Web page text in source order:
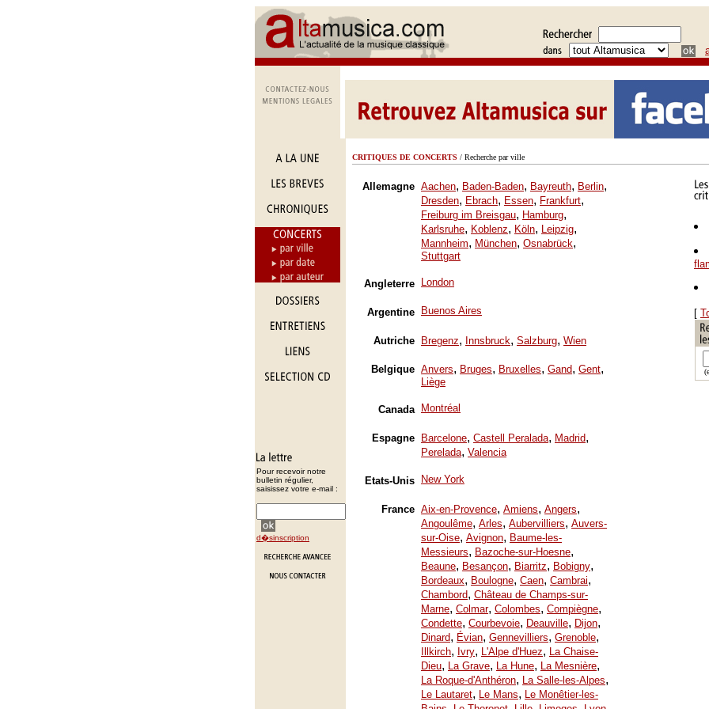
Pour recevoir notre
bulletin régulier,
saisissez votre e-mail :
d�sinscription
CRITIQUES DE CONCERTS / Recherche par ville
Allemagne Aachen, Baden-Baden, Bayreuth, Berlin,
Dresden, Ebrach, Essen, Frankfurt,
Freiburg im Breisgau, Hamburg,
Karlsruhe, Koblenz, Köln, Leipzig,
Mannheim, München, Osnabrück,
Stuttgart
Angleterre London
Argentine Buenos Aires
Autriche Bregenz, Innsbruck, Salzburg, Wien
Belgique Anvers, Bruges, Bruxelles, Gand, Gent,
Liège
Canada Montréal
Espagne Barcelone, Castell Peralada, Madrid,
Perelada, Valencia
Etats-Unis New York
France Aix-en-Provence, Amiens, Angers,
Angoulême, Arles, Aubervilliers, Auvers-
sur-Oise, Avignon, Baume-les-
Messieurs, Bazoche-sur-Hoesne,
Beaune, Besançon, Biarritz, Bobigny,
Bordeaux, Boulogne, Caen, Cambrai,
Chambord, Château de Champs-sur-
Marne, Colmar, Colombes, Compiègne,
Condette, Courbevoie, Deauville, Dijon,
Dinard, Évian, Gennevilliers, Grenoble,
Illkirch, Ivry, L'Alpe d'Huez, La Chaise-
Dieu, La Grave, La Hune, La Mesnière,
La Roque-d'Anthéron, La Salle-les-Alpes,
Le Lautaret, Le Mans, Le Monêtier-les-
[